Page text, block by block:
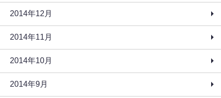
2014年12月
2014年11月
2014年10月
2014年9月